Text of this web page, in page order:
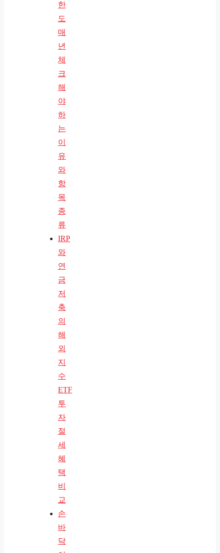
한
도
매
년
체
크
해
야
하
는
이
유
와
항
목
종
류
IRP
와
연
금
저
축
의
해
외
지
수
ETF
투
자
절
세
혜
택
비
교
손
바
닥